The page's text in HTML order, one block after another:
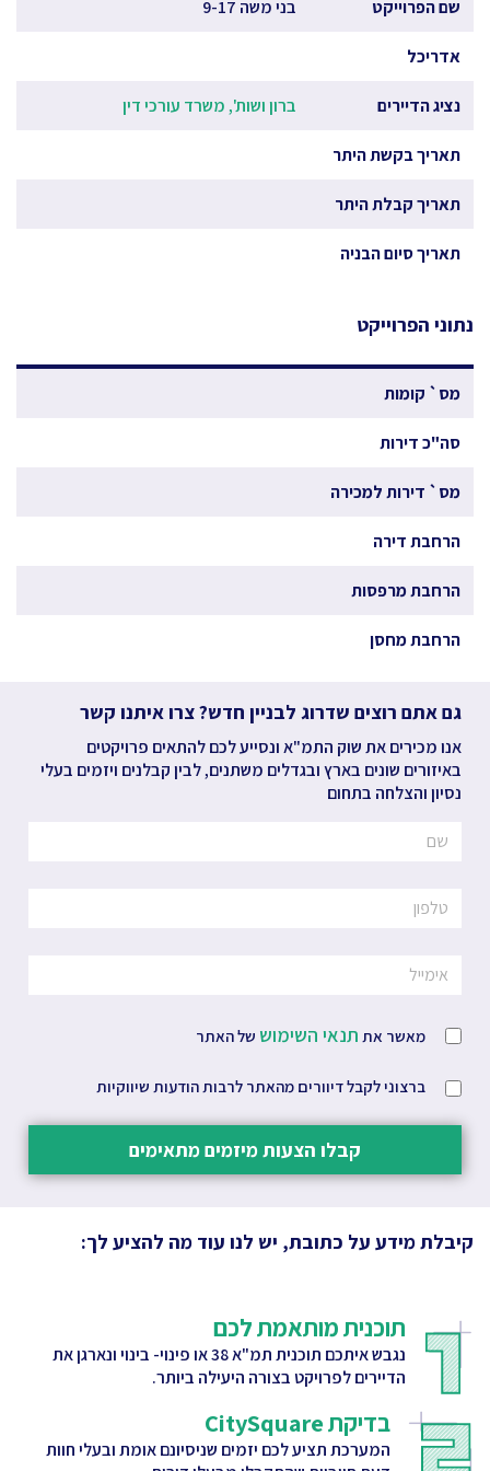
שם הפרוייקט בני משה 9-17
אדריכל
נציג הדיירים ברון ושות', משרד עורכי דין
תאריך בקשת היתר
תאריך קבלת היתר
תאריך סיום הבניה
נתוני הפרוייקט
מס` קומות
סה"כ דירות
מס` דירות למכירה
הרחבת דירה
הרחבת מרפסות
הרחבת מחסן
גם אתם רוצים שדרוג לבניין חדש? צרו איתנו קשר
אנו מכירים את שוק התמ"א ונסייע לכם להתאים פרויקטים
באיזורים שונים בארץ ובגדלים משתנים, לבין קבלנים ויזמים בעלי
נסיון והצלחה בתחום
מאשר את תנאי השימוש של האתר
ברצוני לקבל דיוורים מהאתר לרבות הודעות שיווקיות
קבלו הצעות מיזמים מתאימים
קיבלת מידע על כתובת, יש לנו עוד מה להציע לך:
תוכנית מותאמת לכם
נגבש איתכם תוכנית תמ"א 38 או פינוי- בינוי ונארגן את
הדיירים לפרויקט בצורה היעילה ביותר.
בדיקת CitySquare
המערכת תציע לכם יזמים שניסיונם אומת ובעלי חוות